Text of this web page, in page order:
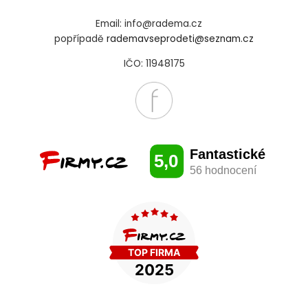
Email: info@radema.cz
popřípadě rademavseprodeti@seznam.cz
IČO: 11948175